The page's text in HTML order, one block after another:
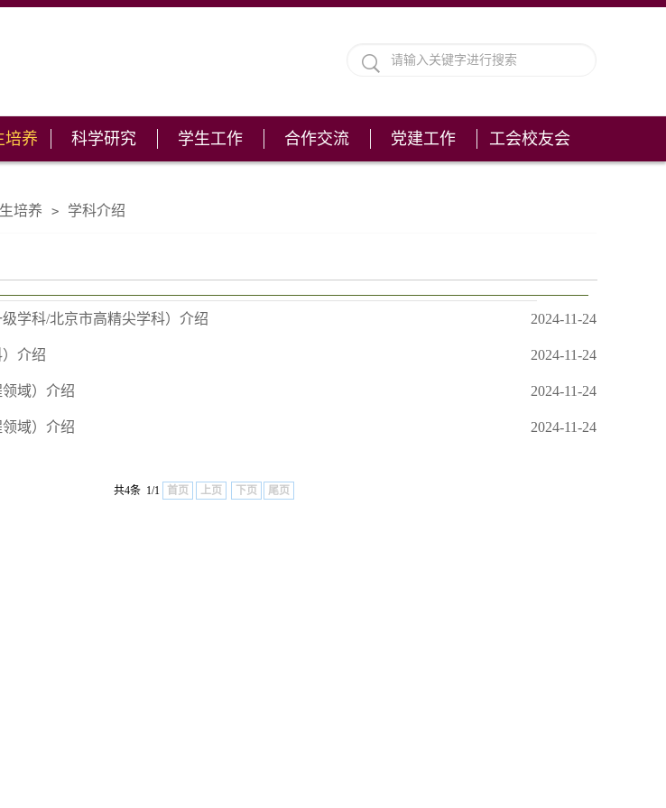
培养 科学研究 学生工作 合作交流 党建工作 工会校友会
培养 > 学科介绍
2024-11-24
学科/北京市高精尖学科）介绍
2024-11-24
介绍
2024-11-24
域）介绍
2024-11-24
域）介绍
共4条 1/1 首页 上页 下页 尾页